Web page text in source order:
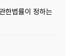
한볍률이 정하는